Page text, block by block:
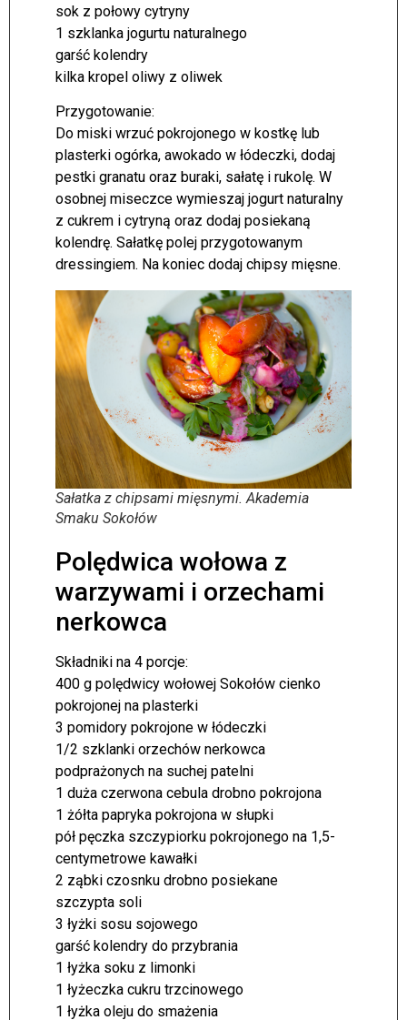
sok z połowy cytryny
1 szklanka jogurtu naturalnego
garść kolendry
kilka kropel oliwy z oliwek
Przygotowanie:
Do miski wrzuć pokrojonego w kostkę lub
plasterki ogórka, awokado w łódeczki, dodaj
pestki granatu oraz buraki, sałatę i rukolę. W
osobnej miseczce wymieszaj jogurt naturalny
z cukrem i cytryną oraz dodaj posiekaną
kolendrę. Sałatkę polej przygotowanym
dressingiem. Na koniec dodaj chipsy mięsne.
Sałatka z chipsami mięsnymi. Akademia
Smaku Sokołów
Polędwica wołowa z
warzywami i orzechami
nerkowca
Składniki na 4 porcje:
400 g polędwicy wołowej Sokołów cienko
pokrojonej na plasterki
3 pomidory pokrojone w łódeczki
1/2 szklanki orzechów nerkowca
podprażonych na suchej patelni
1 duża czerwona cebula drobno pokrojona
1 żółta papryka pokrojona w słupki
pół pęczka szczypiorku pokrojonego na 1,5-
centymetrowe kawałki
2 ząbki czosnku drobno posiekane
szczypta soli
3 łyżki sosu sojowego
garść kolendry do przybrania
1 łyżka soku z limonki
1 łyżeczka cukru trzcinowego
1 łyżka oleju do smażenia